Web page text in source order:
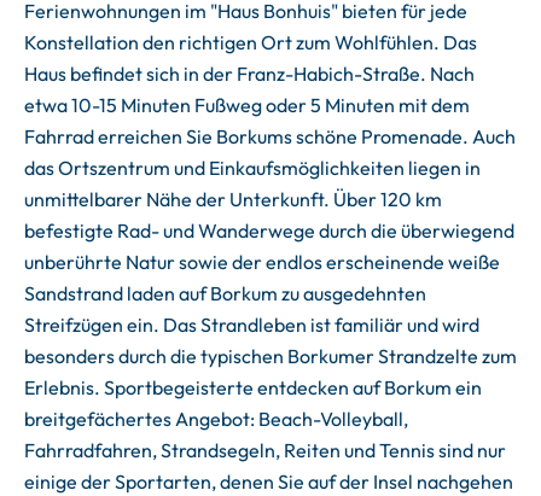
Ferienwohnungen im "Haus Bonhuis" bieten für jede
Konstellation den richtigen Ort zum Wohlfühlen. Das
Haus befindet sich in der Franz-Habich-Straße. Nach
etwa 10-15 Minuten Fußweg oder 5 Minuten mit dem
Fahrrad erreichen Sie Borkums schöne Promenade. Auch
das Ortszentrum und Einkaufsmöglichkeiten liegen in
unmittelbarer Nähe der Unterkunft. Über 120 km
befestigte Rad- und Wanderwege durch die überwiegend
unberührte Natur sowie der endlos erscheinende weiße
Sandstrand laden auf Borkum zu ausgedehnten
Streifzügen ein. Das Strandleben ist familiär und wird
besonders durch die typischen Borkumer Strandzelte zum
Erlebnis. Sportbegeisterte entdecken auf Borkum ein
breitgefächertes Angebot: Beach-Volleyball,
Fahrradfahren, Strandsegeln, Reiten und Tennis sind nur
einige der Sportarten, denen Sie auf der Insel nachgehen